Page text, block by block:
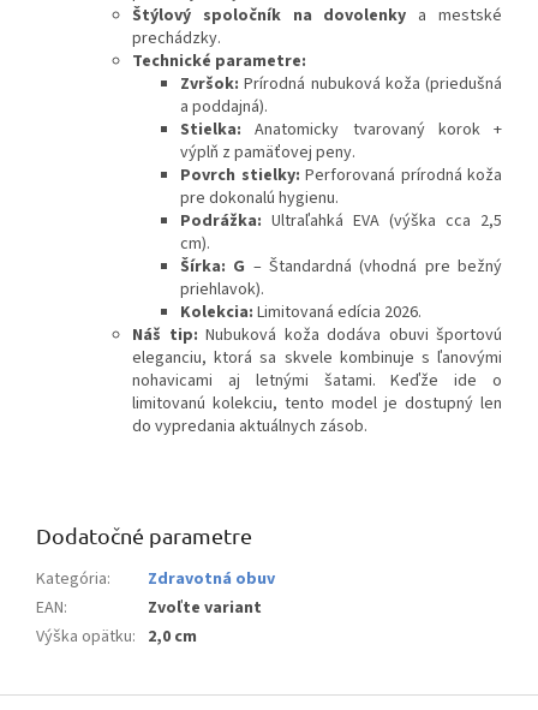
Štýlový spoločník na dovolenky a mestské
prechádzky.
Technické parametre:
Zvršok:Prírodná nubuková koža (priedušná
a poddajná).
Stielka: Anatomicky tvarovaný korok +
výplň z pamäťovej peny.
Povrch stielky: Perforovaná prírodná koža
pre dokonalú hygienu.
Podrážka: Ultraľahká EVA (výška cca 2,5
cm).
Šírka: G – Štandardná (vhodná pre bežný
priehlavok).
Kolekcia: Limitovaná edícia 2026.
Náš tip: Nubuková koža dodáva obuvi športovú
eleganciu, ktorá sa skvele kombinuje s ľanovými
nohavicami aj letnými šatami. Keďže ide o
limitovanú kolekciu, tento model je dostupný len
do vypredania aktuálnych zásob.
Dodatočné parametre
Kategória:
Zdravotná obuv
EAN:
Zvoľte variant
Výška opätku: 2,0 cm